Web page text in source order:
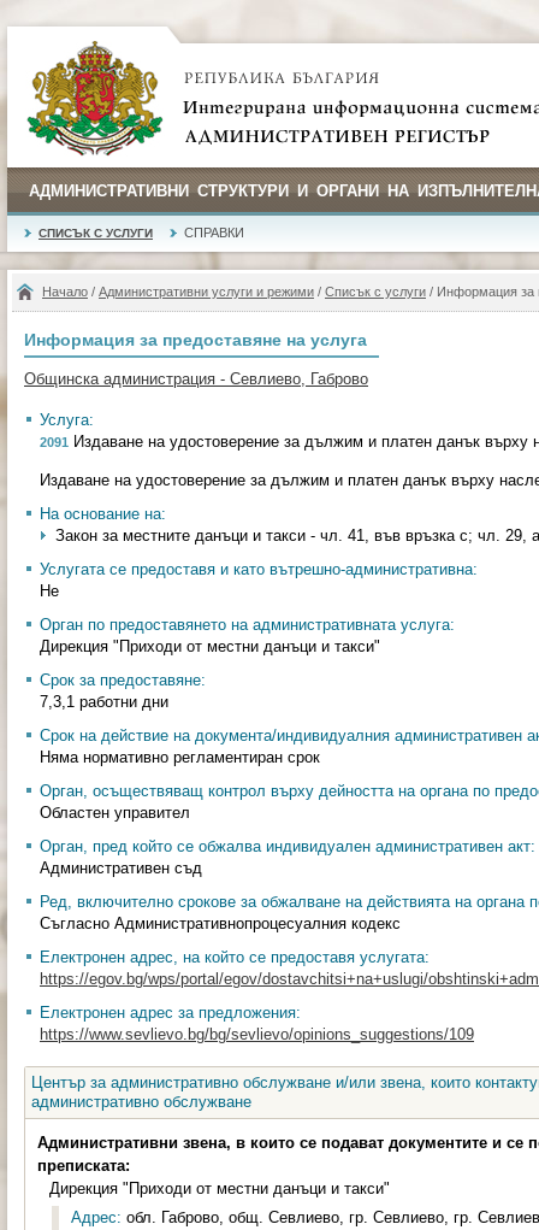
АДМИНИСТРАТИВНИ СТРУКТУРИ И ОРГАНИ НА
СПИСЪК С УСЛУГИ СПРАВКИ
Начало / Административни услуги и режими / Списък с услуги / Информация за
Информация за предоставяне на услуга
Общинска администрация - Севлиево, Габрово
Услуга:
2091 Издаване на удостоверение за дължим и платен данък върху
Издаване на удостоверение за дължим и платен данък върху
На основание на:
Закон за местните данъци и такси - чл. 41, във връзка с; чл. 29,
Услугата се предоставя и като вътрешно-административна:
Не
Орган по предоставянето на административната услуга:
Дирекция "Приходи от местни данъци и такси"
Срок за предоставяне:
7,3,1 работни дни
Срок на действие на документа/индивидуалния административен
Няма нормативно регламентиран срок
Орган, осъществяващ контрол върху дейността на органа по
Областен управител
Орган, пред който се обжалва индивидуален административен акт:
Административен съд
Ред, включително срокове за обжалване на действията на органа
Съгласно Административнопроцесуалния кодекс
Електронен адрес, на който се предоставя услугата:
https://egov.bg/wps/portal/egov/dostavchitsi+na+uslugi/
Електронен адрес за предложения:
https://www.sevlievo.bg/bg/sevlievo/opinions_suggestions/109
Център за административно обслужване и/или звена, които
административно обслужване
Административни звена, в които се подават документите и се
преписката:
Дирекция "Приходи от местни данъци и такси"
Адрес: обл. Габрово, общ. Севлиево, гр. Севлиево, гр.